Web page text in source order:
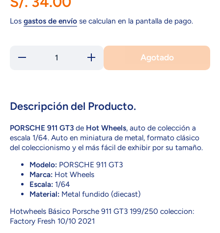
Los gastos de envío se calculan en la pantalla de pago.
Reducir
Aumentar
cantidad
para
Agotado
Descripción del Producto.
PORSCHE 911 GT3 de Hot Wheels, auto de colección a
escala 1/64. Auto en miniatura de metal, formato clásico
del coleccionismo y el más fácil de exhibir por su tamaño.
Modelo: PORSCHE 911 GT3
Marca: Hot Wheels
Escala: 1/64
Material: Metal fundido (diecast)
Hotwheels Básico Porsche 911 GT3 199/250 coleccion:
Factory Fresh 10/10 2021